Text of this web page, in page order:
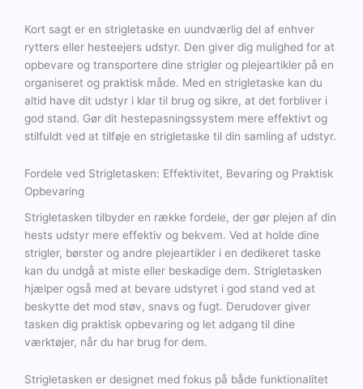
Kort sagt er en strigletaske en uundværlig del af enhver
rytters eller hesteejers udstyr. Den giver dig mulighed for at
opbevare og transportere dine strigler og plejeartikler på en
organiseret og praktisk måde. Med en strigletaske kan du
altid have dit udstyr i klar til brug og sikre, at det forbliver i
god stand. Gør dit hestepasningssystem mere effektivt og
stilfuldt ved at tilføje en strigletaske til din samling af udstyr.
Fordele ved Strigletasken: Effektivitet, Bevaring og Praktisk
Opbevaring
Strigletasken tilbyder en række fordele, der gør plejen af din
hests udstyr mere effektiv og bekvem. Ved at holde dine
strigler, børster og andre plejeartikler i en dedikeret taske
kan du undgå at miste eller beskadige dem. Strigletasken
hjælper også med at bevare udstyret i god stand ved at
beskytte det mod støv, snavs og fugt. Derudover giver
tasken dig praktisk opbevaring og let adgang til dine
værktøjer, når du har brug for dem.
Strigletasken er designet med fokus på både funktionalitet